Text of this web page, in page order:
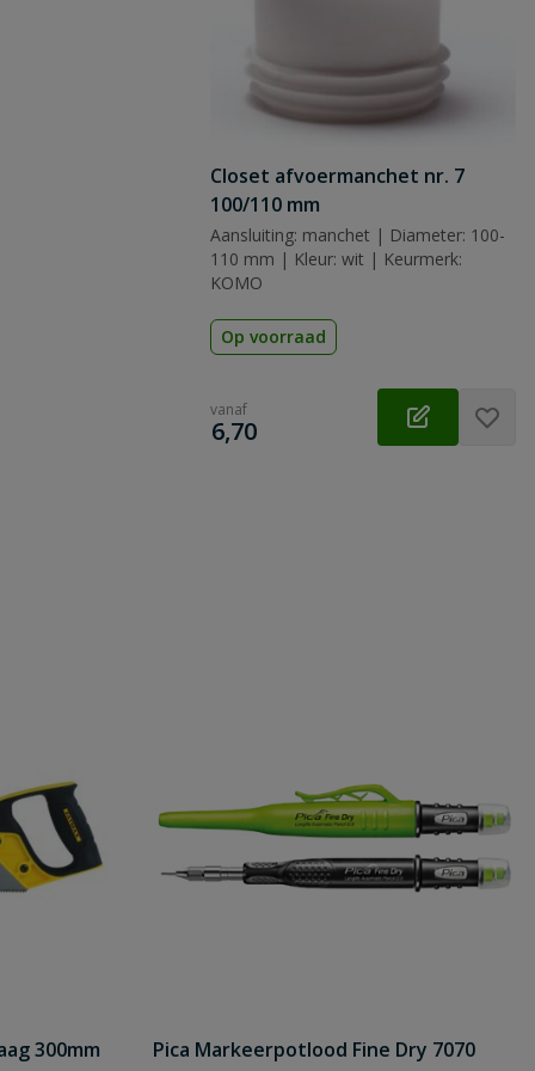
Closet afvoermanchet nr. 7
100/110 mm
Aansluiting: manchet | Diameter: 100-
110 mm | Kleur: wit | Keurmerk:
KOMO
Op voorraad
vanaf
€
6,70
300mm Pica Markeerpotlood Fine Dry 7070